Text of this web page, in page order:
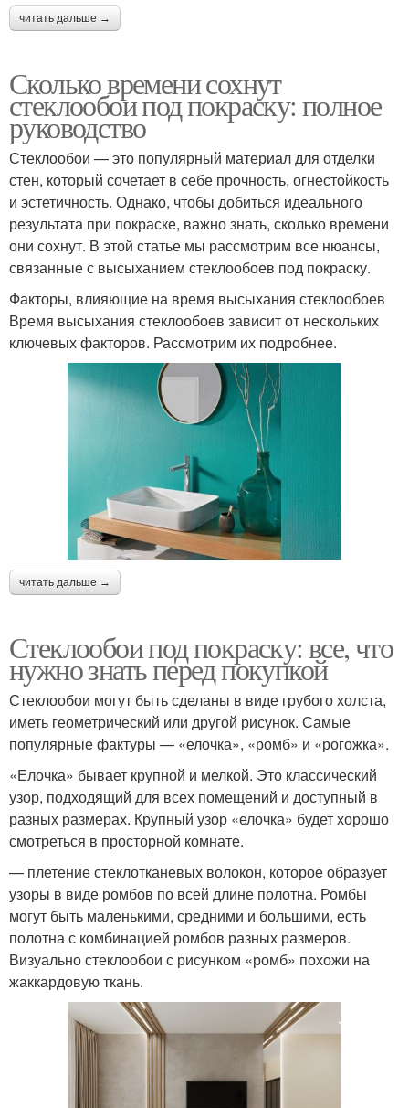
читать дальше →
Сколько времени сохнут
стеклообои под покраску: полное
руководство
Стеклообои — это популярный материал для отделки
стен, который сочетает в себе прочность, огнестойкость
и эстетичность. Однако, чтобы добиться идеального
результата при покраске, важно знать, сколько времени
они сохнут. В этой статье мы рассмотрим все нюансы,
связанные с высыханием стеклообоев под покраску.
Факторы, влияющие на время высыхания стеклообоев
Время высыхания стеклообоев зависит от нескольких
ключевых факторов. Рассмотрим их подробнее.
читать дальше →
Стеклообои под покраску: все, что
нужно знать перед покупкой
Стеклообои могут быть сделаны в виде грубого холста,
иметь геометрический или другой рисунок. Самые
популярные фактуры — «елочка», «ромб» и «рогожка».
«Елочка» бывает крупной и мелкой. Это классический
узор, подходящий для всех помещений и доступный в
разных размерах. Крупный узор «елочка» будет хорошо
смотреться в просторной комнате.
— плетение стеклотканевых волокон, которое образует
узоры в виде ромбов по всей длине полотна. Ромбы
могут быть маленькими, средними и большими, есть
полотна с комбинацией ромбов разных размеров.
Визуально стеклообои с рисунком «ромб» похожи на
жаккардовую ткань.